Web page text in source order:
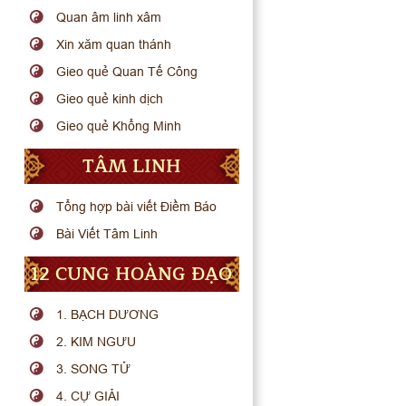
Quan âm linh xâm
Xin xăm quan thánh
Gieo quẻ Quan Tế Công
Gieo quẻ kinh dịch
Gieo quẻ Khổng Minh
TÂM LINH
Tổng hợp bài viết Điềm Báo
Bài Viết Tâm Linh
12 CUNG HOÀNG ĐẠO
1. BẠCH DƯƠNG
2. KIM NGƯU
3. SONG TỬ
4. CỰ GIẢI